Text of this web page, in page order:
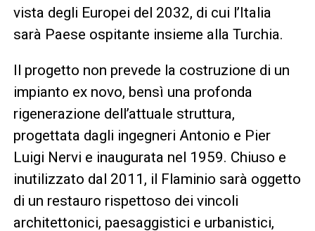
vista degli Europei del 2032, di cui l’Italia
sarà Paese ospitante insieme alla Turchia.
Il progetto non prevede la costruzione di un
impianto ex novo, bensì una profonda
rigenerazione dell’attuale struttura,
progettata dagli ingegneri Antonio e Pier
Luigi Nervi e inaugurata nel 1959. Chiuso e
inutilizzato dal 2011, il Flaminio sarà oggetto
di un restauro rispettoso dei vincoli
architettonici, paesaggistici e urbanistici,